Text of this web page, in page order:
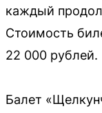
каждый
Стоимость
22 000 рублей.
Балет